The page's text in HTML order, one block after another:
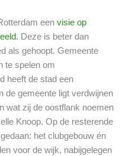
eenvisie op
. Deze is beter dan
als gehoopt. Gemeente
te spelen om
heeft de stad een
de gemeente ligt verdwijnen
wat zij de oostflank noemen
Knoop. Op de resterende
het clubgebouw én
voor de wijk, nabijgelegen